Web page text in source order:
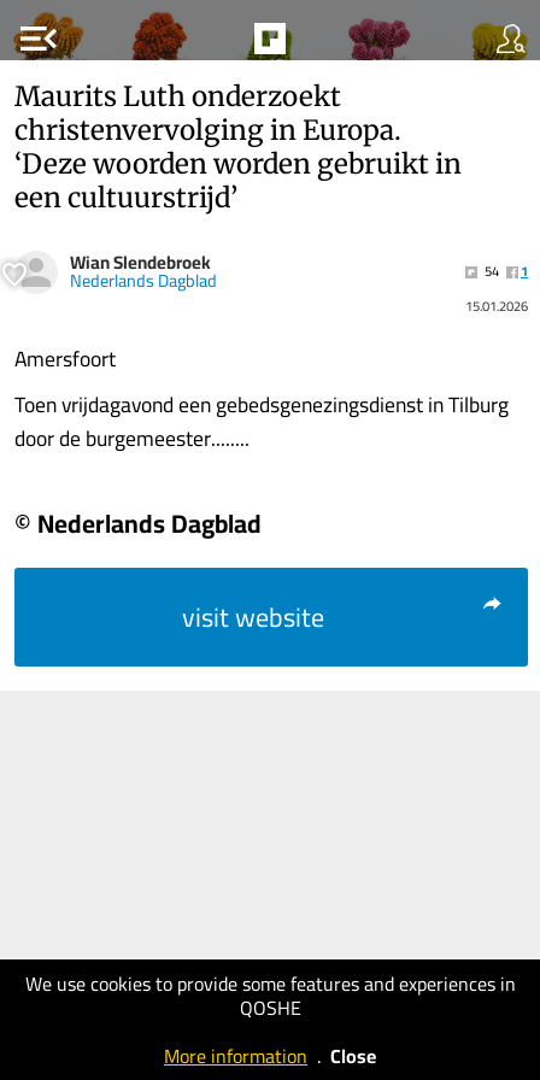
menu_open
We use cookies to provide some features and experiences in
QOSHE
More information . Close
Maurits Luth onderzoekt
christenvervolging in Europa.
‘Deze woorden worden gebruikt in
een cultuurstrijd’
Wian Slendebroek
Nederlands Dagblad 54
1
15.01.2026
Amersfoort
Toen vrijdagavond een gebedsgenezingsdienst in Tilburg
door de burgemeester........
© Nederlands Dagblad
visit website